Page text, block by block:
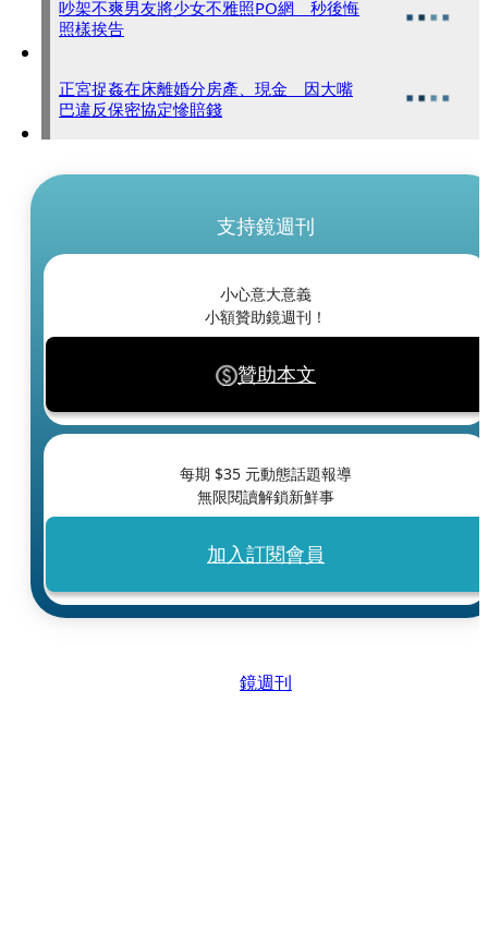
吵架不爽男友將少女不雅照PO網 秒後悔
照樣挨告
正宮捉姦在床離婚分房產、現金 因大嘴
巴違反保密協定慘賠錢
支持鏡週刊
小心意大意義
小額贊助鏡週刊！
贊助本文
每期 $35 元動態話題報導
無限閱讀解鎖新鮮事
加入訂閱會員
鏡週刊